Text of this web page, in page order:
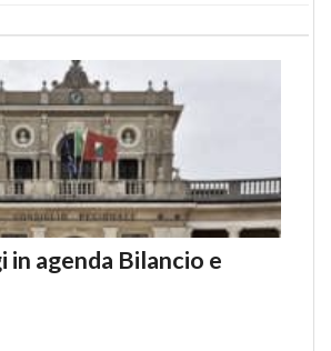
in agenda Bilancio e